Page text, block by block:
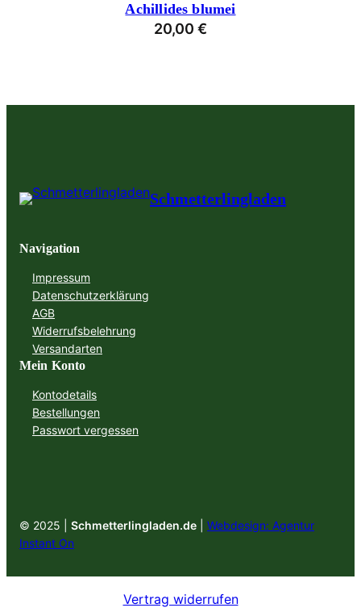
Achillides blumei
20,00 €
Schmetterlingladen
Navigation
Impressum
Datenschutzerklärung
AGB
Widerrufsbelehrung
Versandarten
Mein Konto
Kontodetails
Bestellungen
Passwort vergessen
© 2025 | Schmetterlingladen.de
Webdesign: Agentur
Instant On
Vertrag widerrufen